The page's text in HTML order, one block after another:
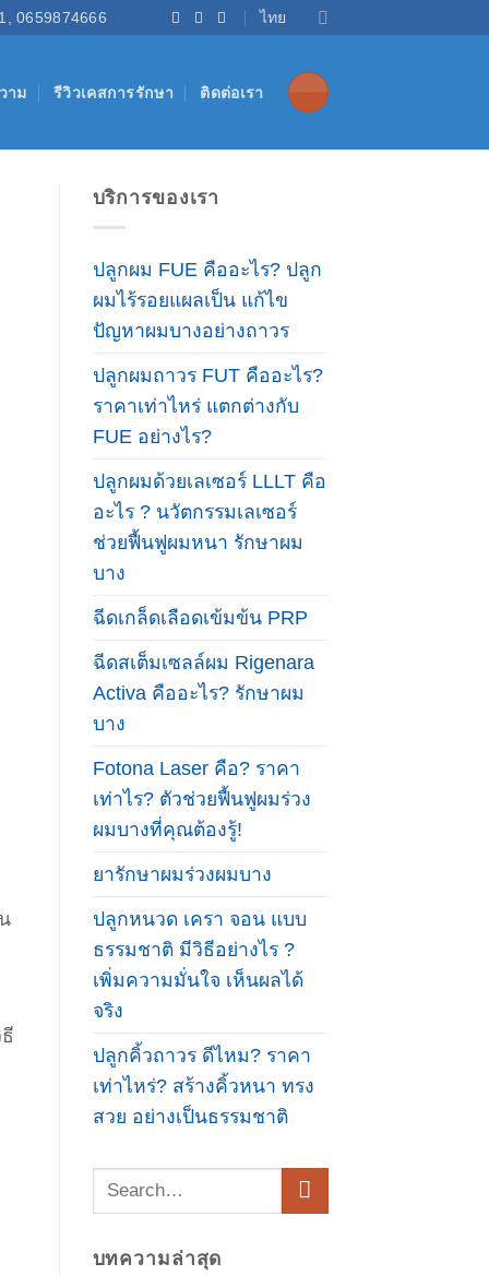
0659874666 ไทย
าม รีวิวเคสการรักษา ติดต่อเรา
บริการของเรา
ปลูกผม FUE คืออะไร? ปลูก
ผมไร้รอยแผลเป็น แก้ไข
ปัญหาผมบางอย่างถาวร
ปลูกผมถาวร FUT คืออะไร?
ราคาเท่าไหร่ แตกต่างกับ
FUE อย่างไร?
ปลูกผมด้วยเลเซอร์ LLLT คือ
อะไร ? นวัตกรรมเลเซอร์
ช่วยฟื้นฟูผมหนา รักษาผม
บาง
ฉีดเกล็ดเลือดเข้มข้น PRP
ฉีดสเต็มเซลล์ผม Rigenara
Activa คืออะไร? รักษาผม
บาง
Fotona Laser คือ? ราคา
เท่าไร? ตัวช่วยฟื้นฟูผมร่วง
ผมบางที่คุณต้องรู้!
ยารักษาผมร่วงผมบาง
ปลูกหนวด เครา จอน แบบ
ธรรมชาติ มีวิธีอย่างไร ?
เพิ่มความมั่นใจ เห็นผลได้
จริง
ปลูกคิ้วถาวร ดีไหม? ราคา
เท่าไหร่? สร้างคิ้วหนา ทรง
สวย อย่างเป็นธรรมชาติ
บทความล่าสุด